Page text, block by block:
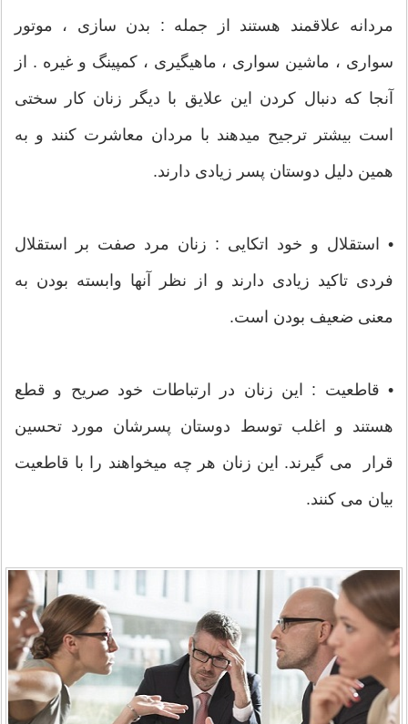
مردانه علاقمند هستند از جمله : بدن سازی ، موتور
سواری ، ماشین سواری ، ماهیگیری ، کمپینگ و غیره . از
آنجا که دنبال کردن این علایق با دیگر زنان کار سختی
است بیشتر ترجیح میدهند با مردان معاشرت کنند و به
همین دلیل دوستان پسر زیادی دارند.
• استقلال و خود اتکایی : زنان مرد صفت بر استقلال
فردی تاکید زیادی دارند و از نظر آنها وابسته بودن به
معنی ضعیف بودن است.
• قاطعیت : این زنان در ارتباطات خود صریح و قطع
هستند و اغلب توسط دوستان پسرشان مورد تحسین
قرار می گیرند. این زنان هر چه میخواهند را با قاطعیت
بیان می کنند.